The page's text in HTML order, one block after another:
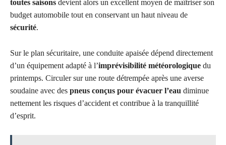
toutes saisons devient alors un excellent moyen de maîtriser son
budget automobile tout en conservant un haut niveau de
sécurité.
Sur le plan sécuritaire, une conduite apaisée dépend directement
d’un équipement adapté à l’imprévisibilité météorologique du
printemps. Circuler sur une route détrempée après une averse
soudaine avec des pneus conçus pour évacuer l’eau diminue
nettement les risques d’accident et contribue à la tranquillité
d’esprit.